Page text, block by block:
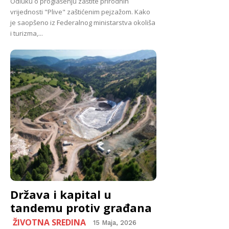
vrijednosti "Plive" zaštićenim pejzažom. Kako
je saopšeno iz Federalnog ministarstva okoliša
i turizma,...
Država i kapital u
tandemu protiv građana
ŽIVOTNA SREDINA 15 Maja, 2026